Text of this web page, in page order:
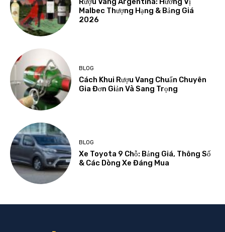
Malbec Thượng Hạng & Bảng Giá
2026
BLOG
Cách Khui Rượu Vang Chuẩn Chuyên
Gia Đơn Giản Và Sang Trọng
BLOG
Xe Toyota 9 Chỗ: Bảng Giá, Thông Số
& Các Dòng Xe Đáng Mua